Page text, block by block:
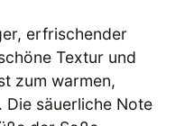
erfrischender
Textur und
zum warmen,
Die säuerliche Note